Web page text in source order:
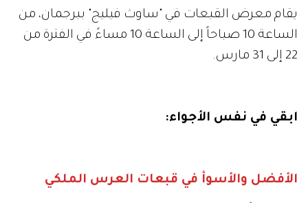
يقام معرض القبعات في "ساوث فيليج" ببرجمان، من
الساعة 10 صباحاً إلى الساعة 10 مساءً في الفترة من
22 إلى 31 مارس
.
ابقي في نفس الأجواء:
الأفضل والأسوأ في قبعات العرس الملكي